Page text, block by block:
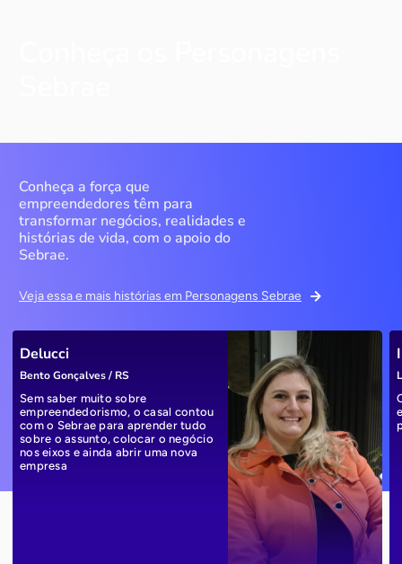
Conheça a força que
empreendedores têm para
transformar negócios, realidades e
histórias de vida, com o apoio do
Sebrae.
Veja essa e mais histórias em Personagens Sebrae
Delucci
Bento Gonçalves / RS
Sem saber muito sobre
empreendedorismo, o casal contou
com o Sebrae para aprender tudo
sobre o assunto, colocar o negócio
nos eixos e ainda abrir uma nova
empresa